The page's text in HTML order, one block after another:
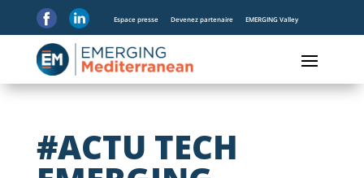
Espace presse Devenez partenaire EMERGING Valley
#ACTU TECH